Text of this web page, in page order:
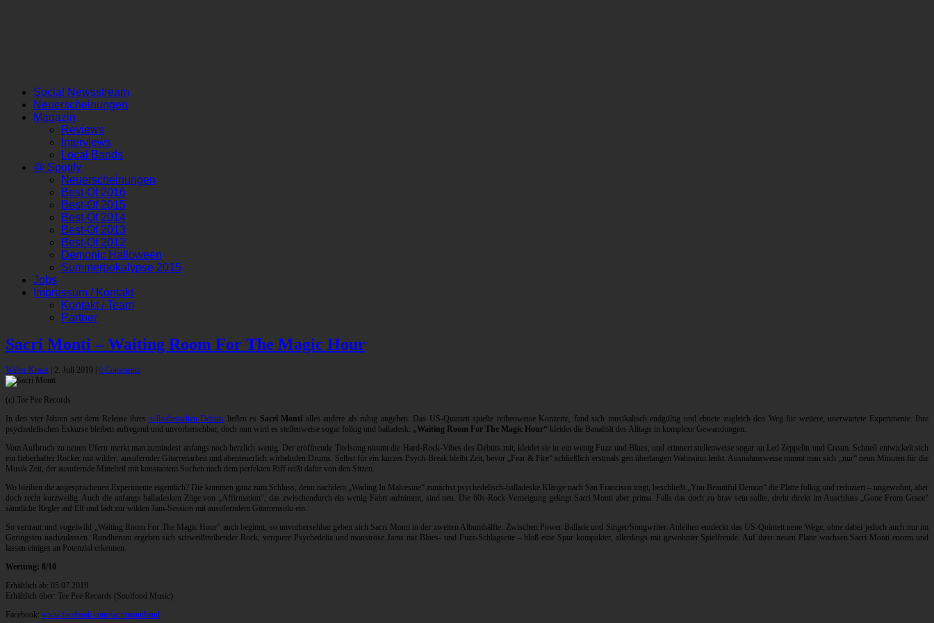
Social Newsstream
Neuerscheinungen
Magazin
Reviews
Interviews
Local Bands
@ Spotify
Neuerscheinungen
Best-Of 2016
Best-Of 2015
Best-Of 2014
Best-Of 2013
Best-Of 2012
Demonic Halloween
Summerpokalypse 2015
Jobs
Impressum / Kontakt
Kontakt / Team
Partner
Sacri Monti – Waiting Room For The Magic Hour
Walter Kraus 2. Juli 2019 0 Comments
(c) Tee Pee Records
In den vier Jahren seit dem Release ihres selbstbetitelten Debüts ließen es Sacri Monti alles andere als ruhig angehen. Das US-Quintett spielte reihenweise Konzerte, fand sich musikalisch endgültig und ebnete zugleich den Weg für weitere, unerwartete Experimente. Ihre
psychedelischen Exkurse bleiben aufregend und unvorhersehbar, doch nun wird es stellenweise sogar folkig und balladesk. „Waiting Room For The Magic Hour“ kleidet die Banalität des Alltags in komplexe Gewandungen.
Vom Aufbruch zu neuen Ufern merkt man zumindest anfangs noch herzlich wenig. Der eröffnende Titelsong nimmt die Hard-Rock-Vibes des Debüts mit, kleidet sie in ein wenig Fuzz und Blues, und erinnert stellenweise sogar an Led Zeppelin und Cream. Schnell entwickelt sich
ein fieberhafter Rocker mit wilder, ausufernder Gitarrenarbeit und abenteuerlich wirbelnden Drums. Selbst für ein kurzes Psych-Break bleibt Zeit, bevor „Fear & Fire“ schließlich erstmals gen überlangen Wahnsinn lenkt. Ausnahmsweise nimmt man sich „nur“ neun Minuten für die
Musik Zeit, der ausufernde Mittelteil mit konstantem Suchen nach dem perfekten Riff reißt dafür von den Sitzen.
Wo bleiben die angesprochenen Experimente eigentlich? Die kommen ganz zum Schluss, denn nachdem „Wading In Malcesine“ zunächst psychedelisch-balladeske Klänge nach San Francisco trägt, beschließt „You Beautiful Demon“ die Platte folkig und reduziert – ungewohnt, aber
doch recht kurzweilig. Auch die anfangs balladesken Züge von „Affirmation“, das zwischendurch ein wenig Fahrt aufnimmt, sind neu. Die 60s-Rock-Verneigung gelingt Sacri Monti aber prima. Falls das doch zu brav sein sollte, dreht direkt im Anschluss „Gone From Grace“
sämtliche Regler auf Elf und lädt zur wilden Jam-Session mit ausuferndem Gitarrensolo ein.
So vertraut und vogelwild „Waiting Room For The Magic Hour“ auch beginnt, so unvorhersehbar geben sich Sacri Monti in der zweiten Albumhälfte. Zwischen Power-Ballade und Singer/Songwriter-Anleihen entdeckt das US-Quintett neue Wege, ohne dabei jedoch auch nur im
Geringsten nachzulassen. Rundherum ergeben sich schweißtreibender Rock, verquere Psychedelia und monströse Jams mit Blues- und Fuzz-Schlagseite – bloß eine Spur kompakter, allerdings mit gewohnter Spielfreude. Auf ihrer neuen Platte wachsen Sacri Monti enorm und
lassen einiges an Potenzial erkennen.
Wertung: 8/10
Erhältlich ab: 05.07.2019
Erhältlich über: Tee Pee Records (Soulfood Music)
Facebook: www.facebook.com/sacrimontiband